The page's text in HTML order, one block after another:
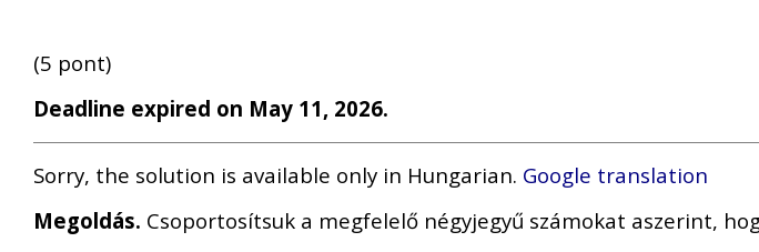
(5 pont)
Deadline expired on May 11, 2026.
Sorry, the solution is available only in Hungarian. Google translation
Megoldás. Csoportosítsuk a megfelelő négyjegyű számokat aszerint,